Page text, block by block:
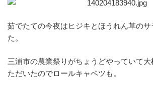
茹でたての今夜はヒジキとほうれん草のサ
た。
三浦市の農業祭りがちょうどやっていて
ただいたのでロールキャベツも。